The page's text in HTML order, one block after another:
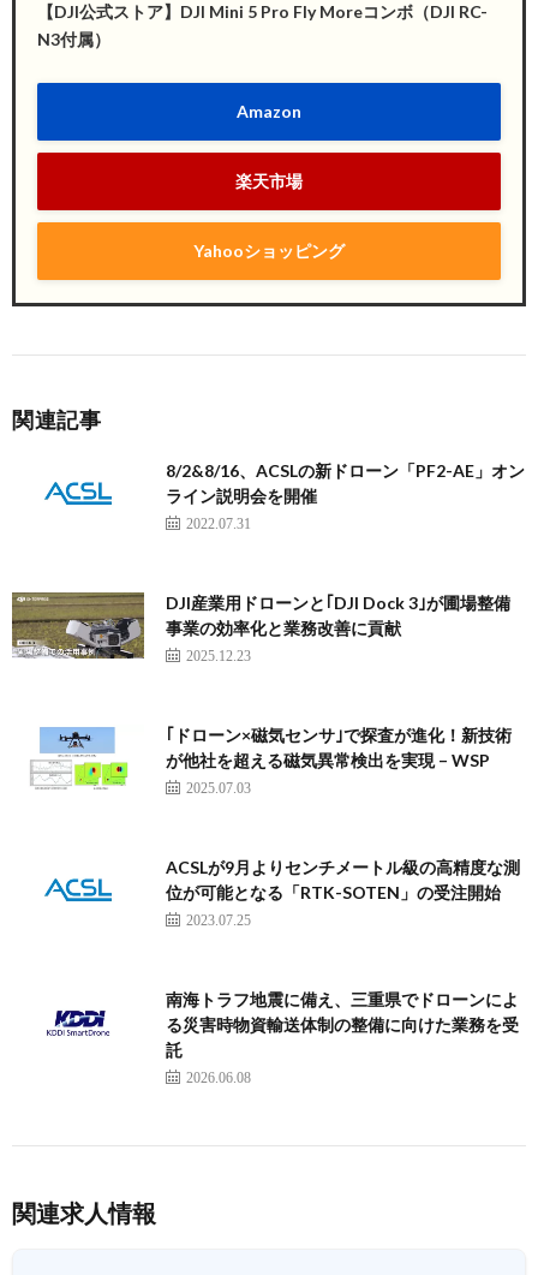
【DJI公式ストア】DJI Mini 5 Pro Fly Moreコンボ（DJI RC-
N3付属）
Amazon
楽天市場
Yahooショッピング
関連記事
8/2&8/16、ACSLの新ドローン「PF2-AE」オン
ライン説明会を開催
2022.07.31
DJI産業用ドローンと｢DJI Dock 3｣が圃場整備
事業の効率化と業務改善に貢献
2025.12.23
｢ドローン×磁気センサ｣で探査が進化！新技術
が他社を超える磁気異常検出を実現 – WSP
2025.07.03
ACSLが9月よりセンチメートル級の高精度な測
位が可能となる「RTK-SOTEN」の受注開始
2023.07.25
南海トラフ地震に備え、三重県でドローンによ
る災害時物資輸送体制の整備に向けた業務を受
託
2026.06.08
関連求人情報